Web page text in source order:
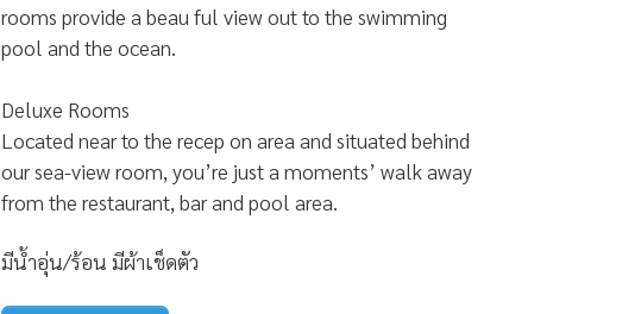
rooms provide a beau ful view out to the swimming
pool and the ocean.
Deluxe Rooms
Located near to the recep on area and situated behind
our sea-view room, you’re just a moments’ walk away
from the restaurant, bar and pool area.
มีน้ำอุ่น/ร้อน มีผ้าเช็ดตัว